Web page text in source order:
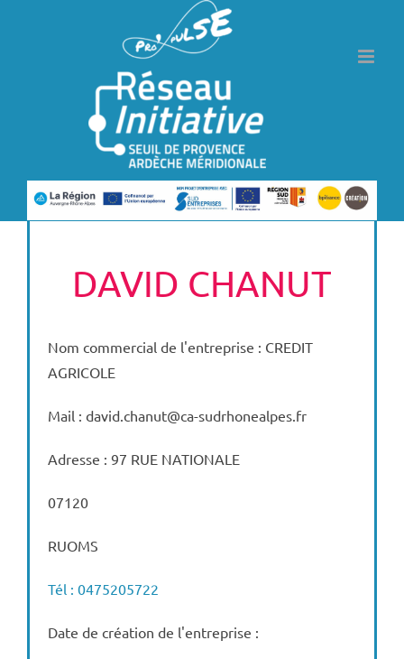
DAVID CHANUT
Nom commercial de l'entreprise : CREDIT
AGRICOLE
Mail : david.chanut@ca-sudrhonealpes.fr
Adresse : 97 RUE NATIONALE
07120
RUOMS
Tél : 0475205722
Date de création de l'entreprise :